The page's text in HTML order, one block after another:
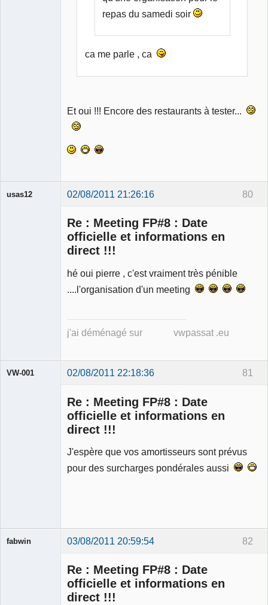
repas du samedi soir
ca me parle , ca
Et oui !!! Encore des restaurants à tester...
80
usas12 02/08/2011 21:26:16
Re : Meeting FP#8 : Date
officielle et informations en
direct !!!
hé oui pierre , c'est vraiment très pénible
....l'organisation d'un meeting
j'ai déménagé sur vwpassat .eu
81
VW-001 02/08/2011 22:18:36
Re : Meeting FP#8 : Date
officielle et informations en
direct !!!
J'espère que vos amortisseurs sont prévus
pour des surcharges pondérales aussi
82
fabwin 03/08/2011 20:59:54
Re : Meeting FP#8 : Date
officielle et informations en
direct !!!